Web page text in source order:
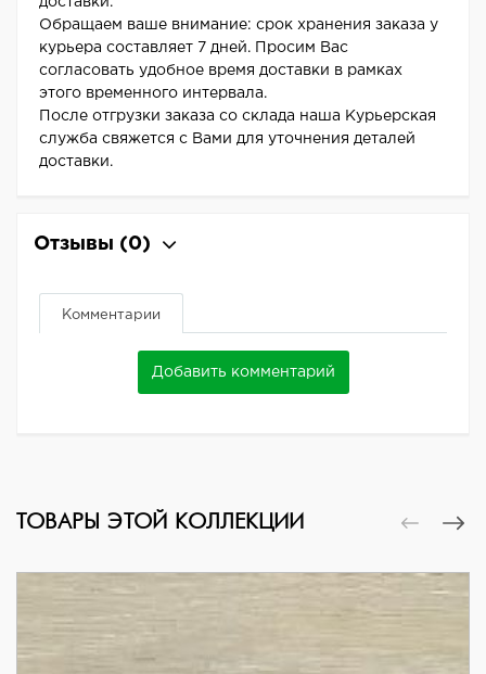
Обращаем ваше внимание: срок хранения заказа у
курьера составляет 7 дней. Просим Вас
согласовать удобное время доставки в рамках
этого временного интервала.
После отгрузки заказа со склада наша Курьерская
служба свяжется с Вами для уточнения деталей
доставки.
Отзывы (0)
Комментарии
Добавить комментарий
ТОВАРЫ ЭТОЙ КОЛЛЕКЦИИ